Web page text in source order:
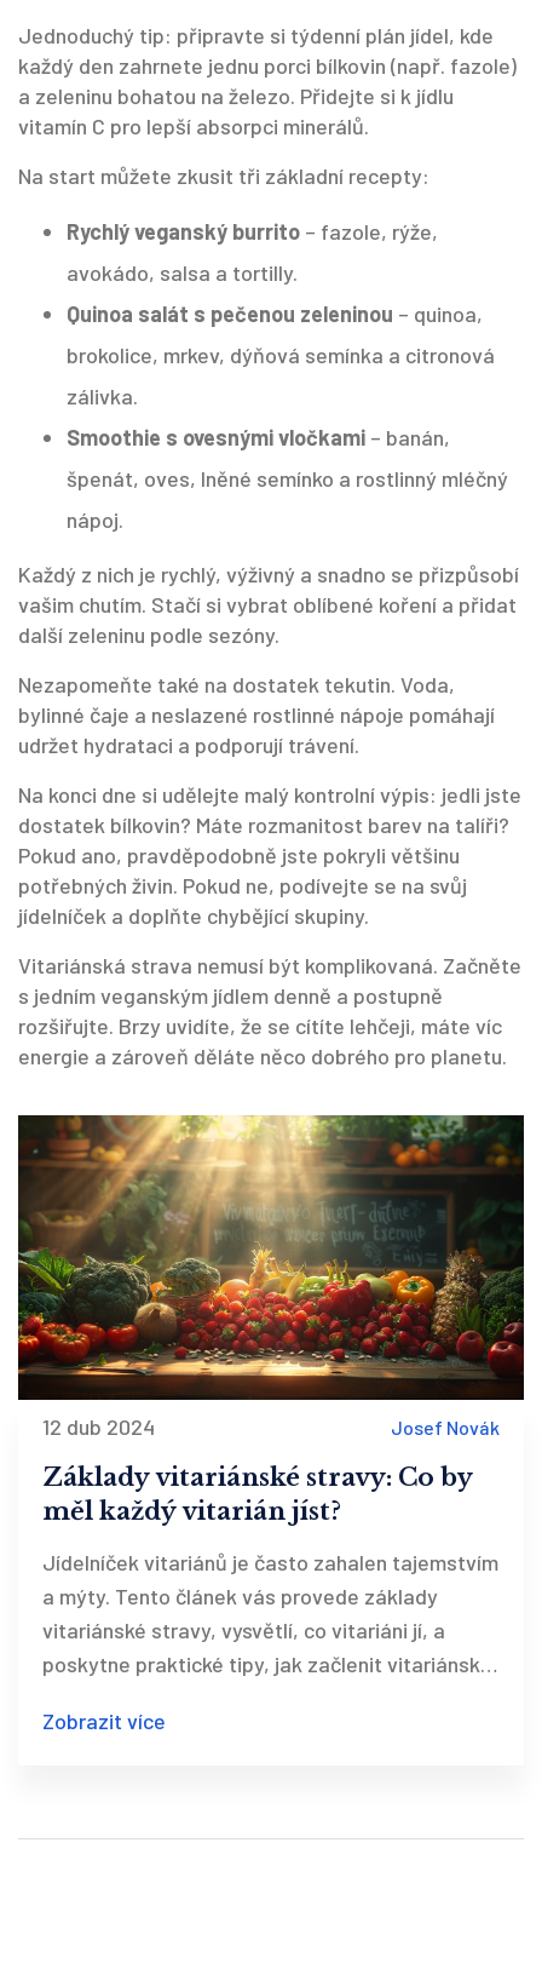
Jednoduchý tip: připravte si týdenní plán jídel, kde
každý den zahrnete jednu porci bílkovin (např. fazole)
a zeleninu bohatou na železo. Přidejte si k jídlu
vitamín C pro lepší absorpci minerálů.
Na start můžete zkusit tři základní recepty:
Rychlý veganský burrito – fazole, rýže,
avokádo, salsa a tortilly.
Quinoa salát s pečenou zeleninou – quinoa,
brokolice, mrkev, dýňová semínka a citronová
zálivka.
Smoothie s ovesnými vločkami – banán,
špenát, oves, lněné semínko a rostlinný mléčný
nápoj.
Každý z nich je rychlý, výživný a snadno se přizpůsobí
vašim chutím. Stačí si vybrat oblíbené koření a přidat
další zeleninu podle sezóny.
Nezapomeňte také na dostatek tekutin. Voda,
bylinné čaje a neslazené rostlinné nápoje pomáhají
udržet hydrataci a podporují trávení.
Na konci dne si udělejte malý kontrolní výpis: jedli jste
dostatek bílkovin? Máte rozmanitost barev na talíři?
Pokud ano, pravděpodobně jste pokryli většinu
potřebných živin. Pokud ne, podívejte se na svůj
jídelníček a doplňte chybějící skupiny.
Vitariánská strava nemusí být komplikovaná. Začněte
s jedním veganským jídlem denně a postupně
rozšiřujte. Brzy uvidíte, že se cítíte lehčeji, máte víc
energie a zároveň děláte něco dobrého pro planetu.
12 dub 2024 Josef Novák
Základy vitariánské stravy: Co by
měl každý vitarián jíst?
Jídelníček vitariánů je často zahalen tajemstvím
a mýty. Tento článek vás provede základy
vitariánské stravy, vysvětlí, co vitariáni jí, a
poskytne praktické tipy, jak začlenit vitariánská
na čem vitariánská strava stojí, a proč byste
Zobrazit více